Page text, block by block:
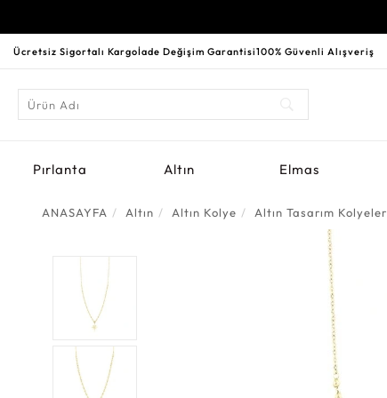
Ücretsiz Sigortalı Kargoİade Değişim Garantisi100% Güvenli Alışveriş
Pırlanta Altın Elmas
ANASAYFA Altın Altın Kolye Altın Tasarım Kolyeler